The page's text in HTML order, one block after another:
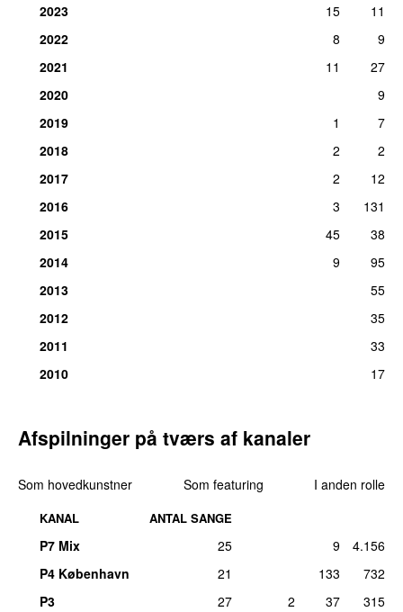
2023
15
11
2022
8
9
2021
11
27
2020
9
2019
1
7
2018
2
2
2017
2
12
2016
3
131
2015
45
38
2014
9
95
2013
55
2012
35
2011
33
2010
17
Afspilninger på tværs af kanaler
Som hovedkunstner Som featuring I anden rolle
KANAL ANTAL SANGE
P7 Mix 25 9
4.156
P4 København
21 133
732
P3
27 2 37
315